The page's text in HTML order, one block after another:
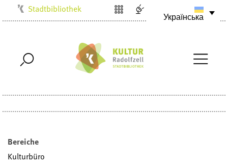
Musikschule
Stadtmuseum
Stadtbibliothek
Villa Bosch
Українська
Bereiche
Kulturbüro